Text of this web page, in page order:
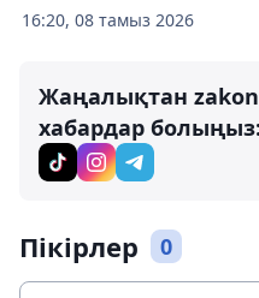
16:20, 08 тамыз 2026
Жаңалықтан
хабардар болыңыз:
Пікірлер 0